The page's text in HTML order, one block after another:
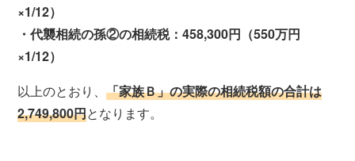
×1/12）
・代襲相続の孫②の相続税：458,300円（550万円
×1/12）
以上のとおり、「家族Ｂ」の実際の相続税額の合計は
2,749,800円となります。